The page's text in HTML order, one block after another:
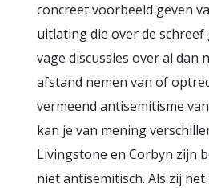
concreet voorbeeld geven
uitlating die over de schreef
vage discussies over al dan
afstand nemen van of
vermeend antisemitisme
kan je van mening
Livingstone en Corbyn zijn
niet antisemitisch. Als zij